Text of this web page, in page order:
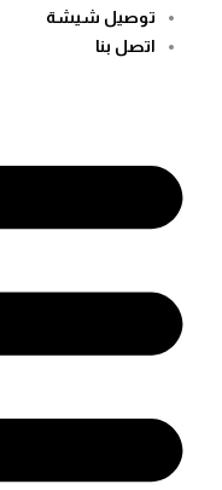
توصيل شيشة
اتصل بنا